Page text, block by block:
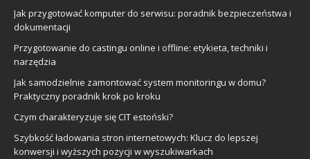
Jak przygotować komputer do serwisu: poradnik bezpieczeństwa i
dokumentacji
Przygotowanie do castingu online i offline: etykieta, techniki i
narzędzia
Jak samodzielnie zamontować system monitoringu w domu?
Praktyczny poradnik krok po kroku
Czym charakteryzuje się CIT estoński?
Szybkość ładowania stron internetowych: Klucz do lepszej
konwersji i wyższych pozycji w wyszukiwarkach